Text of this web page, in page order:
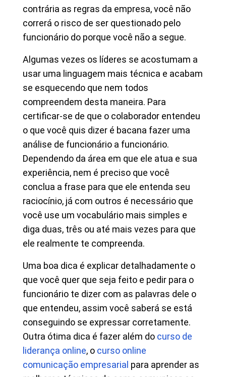
contrária as regras da empresa, você não
correrá o risco de ser questionado pelo
funcionário do porque você não a segue.
Algumas vezes os líderes se acostumam a
usar uma linguagem mais técnica e acabam
se esquecendo que nem todos
compreendem desta maneira. Para
certificar-se de que o colaborador entendeu
o que você quis dizer é bacana fazer uma
análise de funcionário a funcionário.
Dependendo da área em que ele atua e sua
experiência, nem é preciso que você
conclua a frase para que ele entenda seu
raciocínio, já com outros é necessário que
você use um vocabulário mais simples e
diga duas, três ou até mais vezes para que
ele realmente te compreenda.
Uma boa dica é explicar detalhadamente o
que você quer que seja feito e pedir para o
funcionário te dizer com as palavras dele o
que entendeu, assim você saberá se está
conseguindo se expressar corretamente.
Outra ótima dica é fazer além do curso de
liderança online, o curso online
comunicação empresarial para aprender as